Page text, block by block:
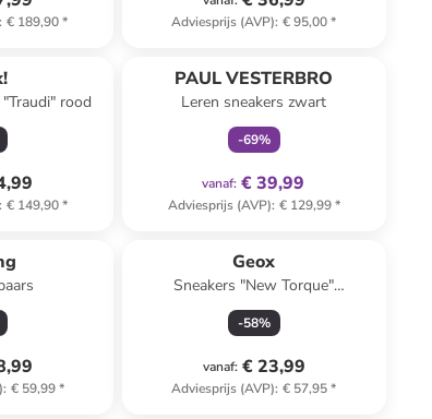
: € 189,90* Adviesprijs (AVP): € 95,00*
rood
: € 149,90*
PAUL VESTERBRO
Leren sneakers zwart
-69%
vanaf: € 39,99
Adviesprijs (AVP): € 129,99*
: € 59,99*
Geox
Sneakers "New Torque"
zwart/oranje
-58%
vanaf: € 23,99
Adviesprijs (AVP): € 57,95*